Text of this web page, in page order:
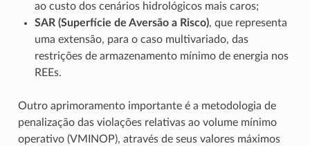
ao custo dos cenários hidrológicos mais caros;
SAR (Superfície de Aversão a Risco), que representa
uma extensão, para o caso multivariado, das
restrições de armazenamento mínimo de energia nos
REEs.
Outro aprimoramento importante é a metodologia de
penalização das violações relativas ao volume mínimo
operativo (VMINOP), através de seus valores máximos